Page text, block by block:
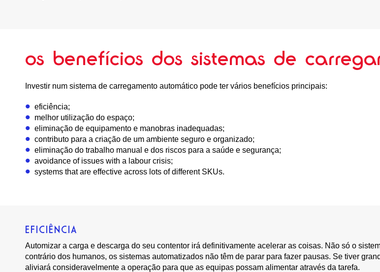
os benefícios dos sistemas de
Investir num sistema de carregamento automático pode ter vários benefícios principais:
eficiência;
melhor utilização do espaço;
eliminação de equipamento e manobras inadequadas;
contributo para a criação de um ambiente seguro e organizado;
eliminação do trabalho manual e dos riscos para a saúde e segurança;
avoidance of issues with a labour crisis;
systems that are effective across lots of different SKUs.
EFICIÊNCIA
Automizar a carga e descarga do seu contentor irá definitivamente acelerar as coisas. Não só o
contrário dos humanos, os sistemas automatizados não têm de parar para fazer pausas. Se tiver
aliviará consideravelmente a operação para que as equipas possam alimentar através da tarefa.